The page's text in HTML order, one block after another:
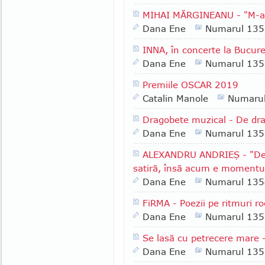
MIHAI MĂRGINEANU -
Dana Ene
Numarul
INNA, în concerte la
Dana Ene
Numarul
Premiile OSCAR 2019
Catalin Manole
Dragobete muzical - De
Dana Ene
Numarul
ALEXANDRU ANDRIEŞ -
satiră, însă acum e
Dana Ene
Numarul
FiRMA - Poezii pe ritmuri
Dana Ene
Numarul
Se lasă cu petrecere mare
Dana Ene
Numarul